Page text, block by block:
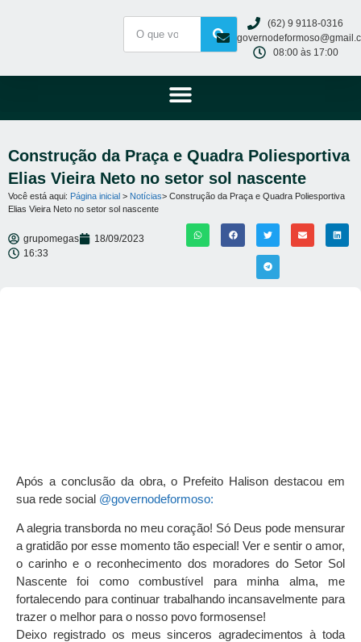
(62) 9 9118-0316
08:00 às 17:00
Construção da Praça e Quadra Poliesportiva
Elias Vieira Neto no setor sol nascente
Você está aqui: Página inicial > Notícias> Construção da Praça e Quadra Poliesportiva
Elias Vieira Neto no setor sol nascente
grupomegas
18/09/2023
16:33
Após a conclusão da obra, o Prefeito Halison destacou em
sua rede social @governodeformoso:
A alegria transborda no meu coração! Só Deus pode mensurar
a gratidão por esse momento tão especial! Ver e sentir o amor,
o carinho e o reconhecimento dos moradores do Setor Sol
Nascente foi como combustível para minha alma, me
fortalecendo para continuar trabalhando incansavelmente para
trazer o melhor para o nosso povo formosense!
Deixo registrado os meus sinceros agradecimentos à toda